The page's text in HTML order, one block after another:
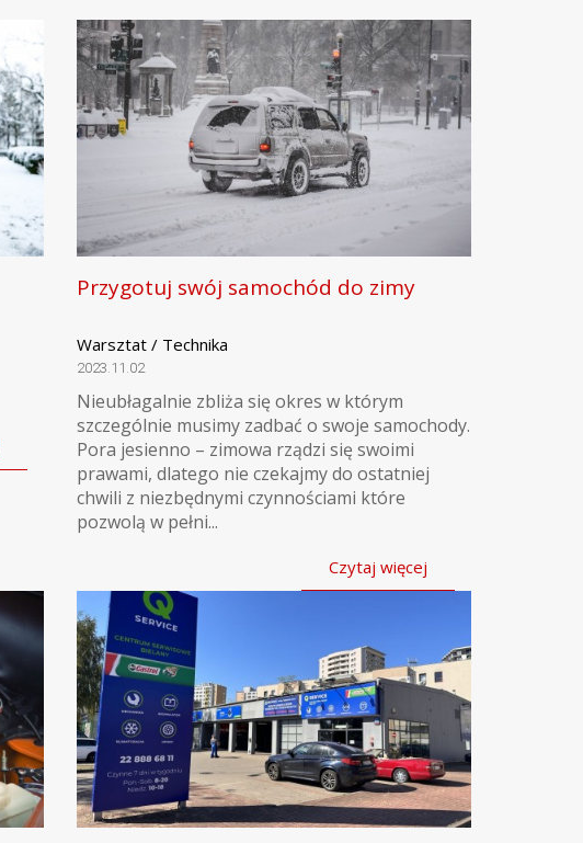
Przygotuj swój samochód do zimy
Warsztat / Technika
2023.11.02
Nieubłagalnie zbliża się okres w którym
szczególnie musimy zadbać o swoje samochody.
Pora jesienno – zimowa rządzi się swoimi
prawami, dlatego nie czekajmy do ostatniej
chwili z niezbędnymi czynnościami które
pozwolą w pełni...
Czytaj więcej